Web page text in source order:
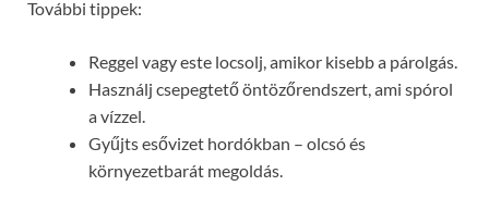
További tippek:
Reggel vagy este locsolj, amikor kisebb a párolgás.
Használj csepegtető öntözőrendszert, ami spórol
a vízzel.
Gyűjts esővizet hordókban – olcsó és
környezetbarát megoldás.